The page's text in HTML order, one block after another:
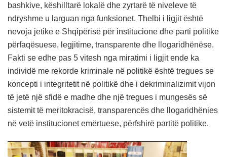
bashkive, këshilltarë lokalë dhe zyrtarë të niveleve të
ndryshme u larguan nga funksionet. Thelbi i ligjit është
nevoja jetike e Shqipërisë për institucione dhe parti politike
përfaqësuese, legjitime, transparente dhe llogaridhënëse.
Fakti se edhe pas 5 vitesh nga miratimi i ligjit ende ka
individë me rekorde kriminale në politikë është tregues se
koncepti i integritetit në politikë dhe i dekriminalizimit vijon
të jetë një sfidë e madhe dhe një tregues i mungesës së
sistemit të meritokracisë, transparencës dhe llogaridhënies
në vetë institucionet emërtuese, përfshirë partitë politike.